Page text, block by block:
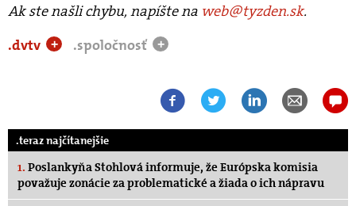
Ak ste našli chybu, napíšte na web@tyzden.sk.
.dvtv
+ .spoločnosť +
.teraz najčítanejšie
1. Poslankyňa Stohlová informuje, že Európska komisia
považuje zonácie za problematické a žiada o ich nápravu